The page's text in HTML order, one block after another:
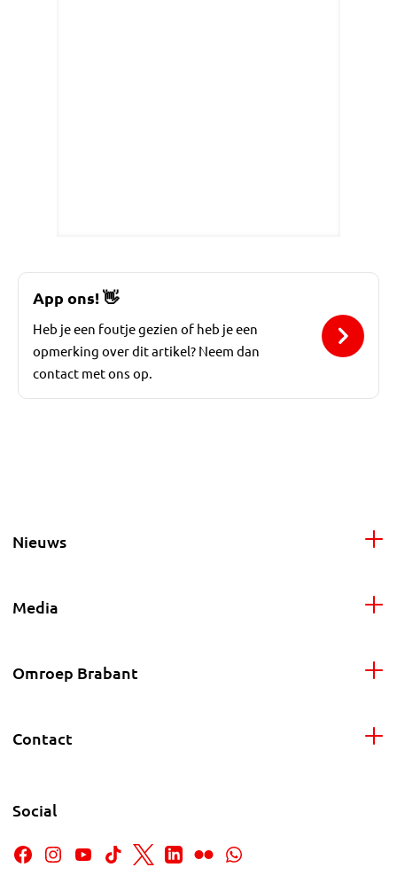
App ons!👋
Heb je een foutje gezien of heb je een
opmerking over dit artikel? Neem dan
contact met ons op.
Nieuws
Media
Omroep Brabant
Contact
Social